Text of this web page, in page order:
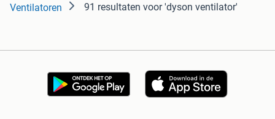
Ventilatoren 91 resultaten voor 'dyson ventilator'